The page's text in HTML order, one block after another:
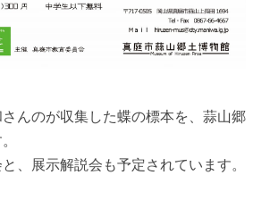
んのが収集した蝶の標本を、蒜山郷
、展示解説会も予定されています。